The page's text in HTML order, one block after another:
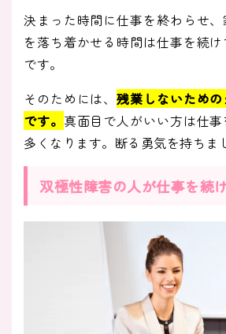
決まった時間に仕事を終わらせ
を落ち着かせる時間は仕事を続
です。
そのためには、残業しないため
です。 真面目で人がいい方は仕
多くなります。断る勇気を持ちま
双極性障害の人が仕事を続